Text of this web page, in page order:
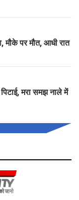
मौके पर मौत, आधी रात
मरा समझ नाले में